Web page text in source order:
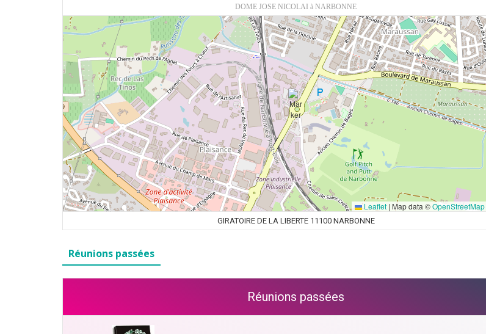
DOME JOSE NICOLAI à NARBONNE
Leaflet | Map data ©OpenStreetMap
GIRATOIRE DE LA LIBERTE 11100 NARBONNE
Réunions passées
Réunions passées